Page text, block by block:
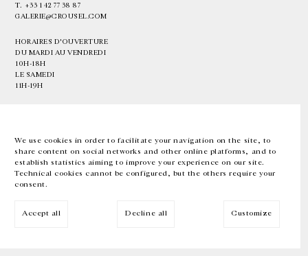
We use cookies in order to facilitate your navigation on the site, to
share content on social networks and other online platforms, and to
establish statistics aiming to improve your experience on our site.
Technical cookies cannot be configured, but the others require your
consent.
Accept all Decline all Customize
T. +33 1 42 77 38 87
GALERIE@CROUSEL.COM
HORAIRES D'OUVERTURE
DU MARDI AU VENDREDI
10H-18H
LE SAMEDI
11H-19H
EN FR 中文 Facebook Instagram
Inscrivez-vous à notre newsletter